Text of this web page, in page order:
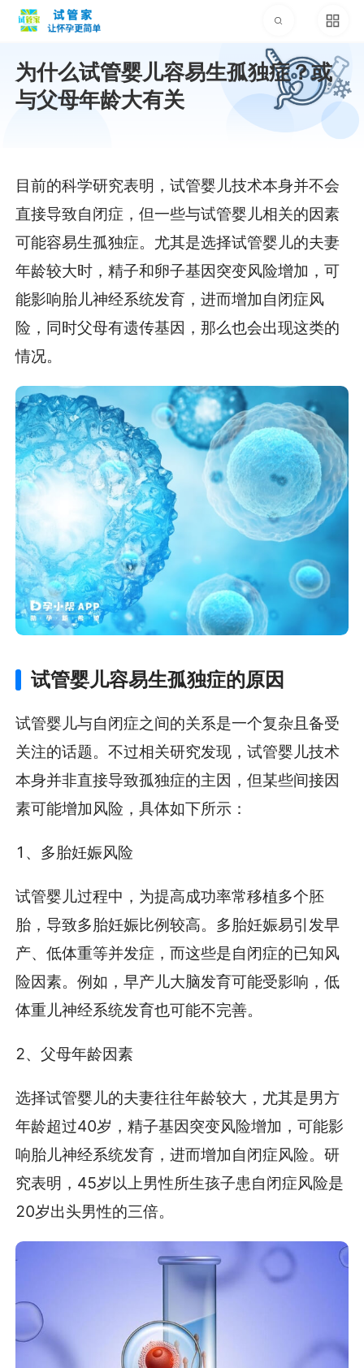
为什么试管婴儿容易生孤独症？或
与父母年龄大有关
目前的科学研究表明，试管婴儿技术本身并不会
直接导致自闭症，但一些与试管婴儿相关的因素
可能容易生孤独症。尤其是选择试管婴儿的夫妻
年龄较大时，精子和卵子基因突变风险增加，可
能影响胎儿神经系统发育，进而增加自闭症风
险，同时父母有遗传基因，那么也会出现这类的
情况。
试管婴儿容易生孤独症的原因
试管婴儿与自闭症之间的关系是一个复杂且备受
关注的话题。不过相关研究发现，试管婴儿技术
本身并非直接导致孤独症的主因，但某些间接因
素可能增加风险，具体如下所示：
1、多胎妊娠风险
试管婴儿过程中，为提高成功率常移植多个胚
胎，导致多胎妊娠比例较高。多胎妊娠易引发早
产、低体重等并发症，而这些是自闭症的已知风
险因素。例如，早产儿大脑发育可能受影响，低
体重儿神经系统发育也可能不完善。
2、父母年龄因素
选择试管婴儿的夫妻往往年龄较大，尤其是男方
年龄超过40岁，精子基因突变风险增加，可能影
响胎儿神经系统发育，进而增加自闭症风险。研
究表明，45岁以上男性所生孩子患自闭症风险是
20岁出头男性的三倍。